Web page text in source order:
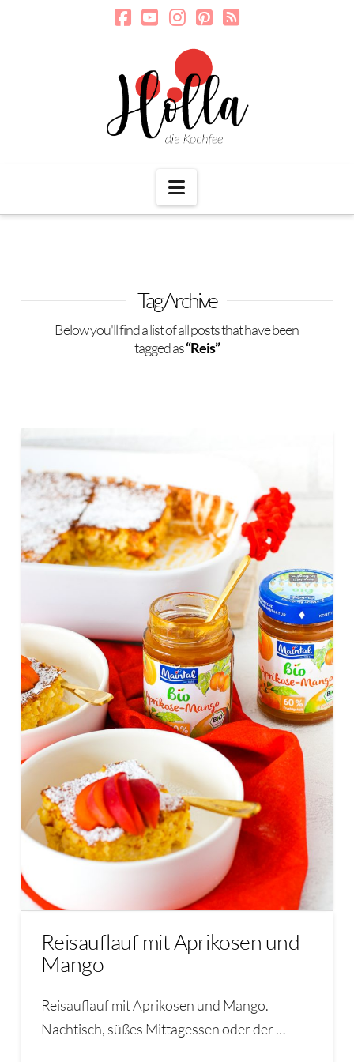
Navigation
Tag Archive
Below you'll find a list of all posts that have been
tagged as“Reis”
Reisauflauf mit Aprikosen und
Mango
Reisauflauf mit Aprikosen und Mango.
Nachtisch, süßes Mittagessen oder der …